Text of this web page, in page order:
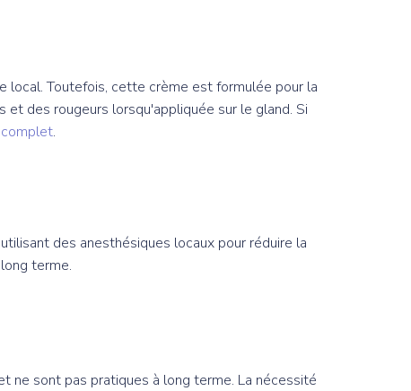
local. Toutefois, cette crème est formulée pour la
des rougeurs lorsqu'appliquée sur le gland. Si
.
des anesthésiques locaux pour réduire la
terme.
ne sont pas pratiques à long terme. La nécessité